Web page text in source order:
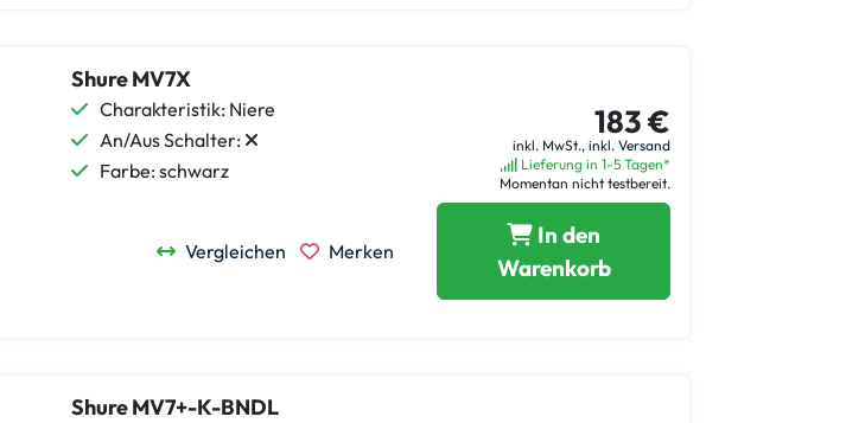
Shure MV7X
Charakteristik: Niere
An/Aus Schalter:
Farbe: schwarz
183 €
inkl. MwSt., inkl. Versand
Lieferung in 1-5 Tagen*
Momentan nicht testbereit.
Vergleichen Merken
In den
Warenkorb
Shure MV7+-K-BNDL